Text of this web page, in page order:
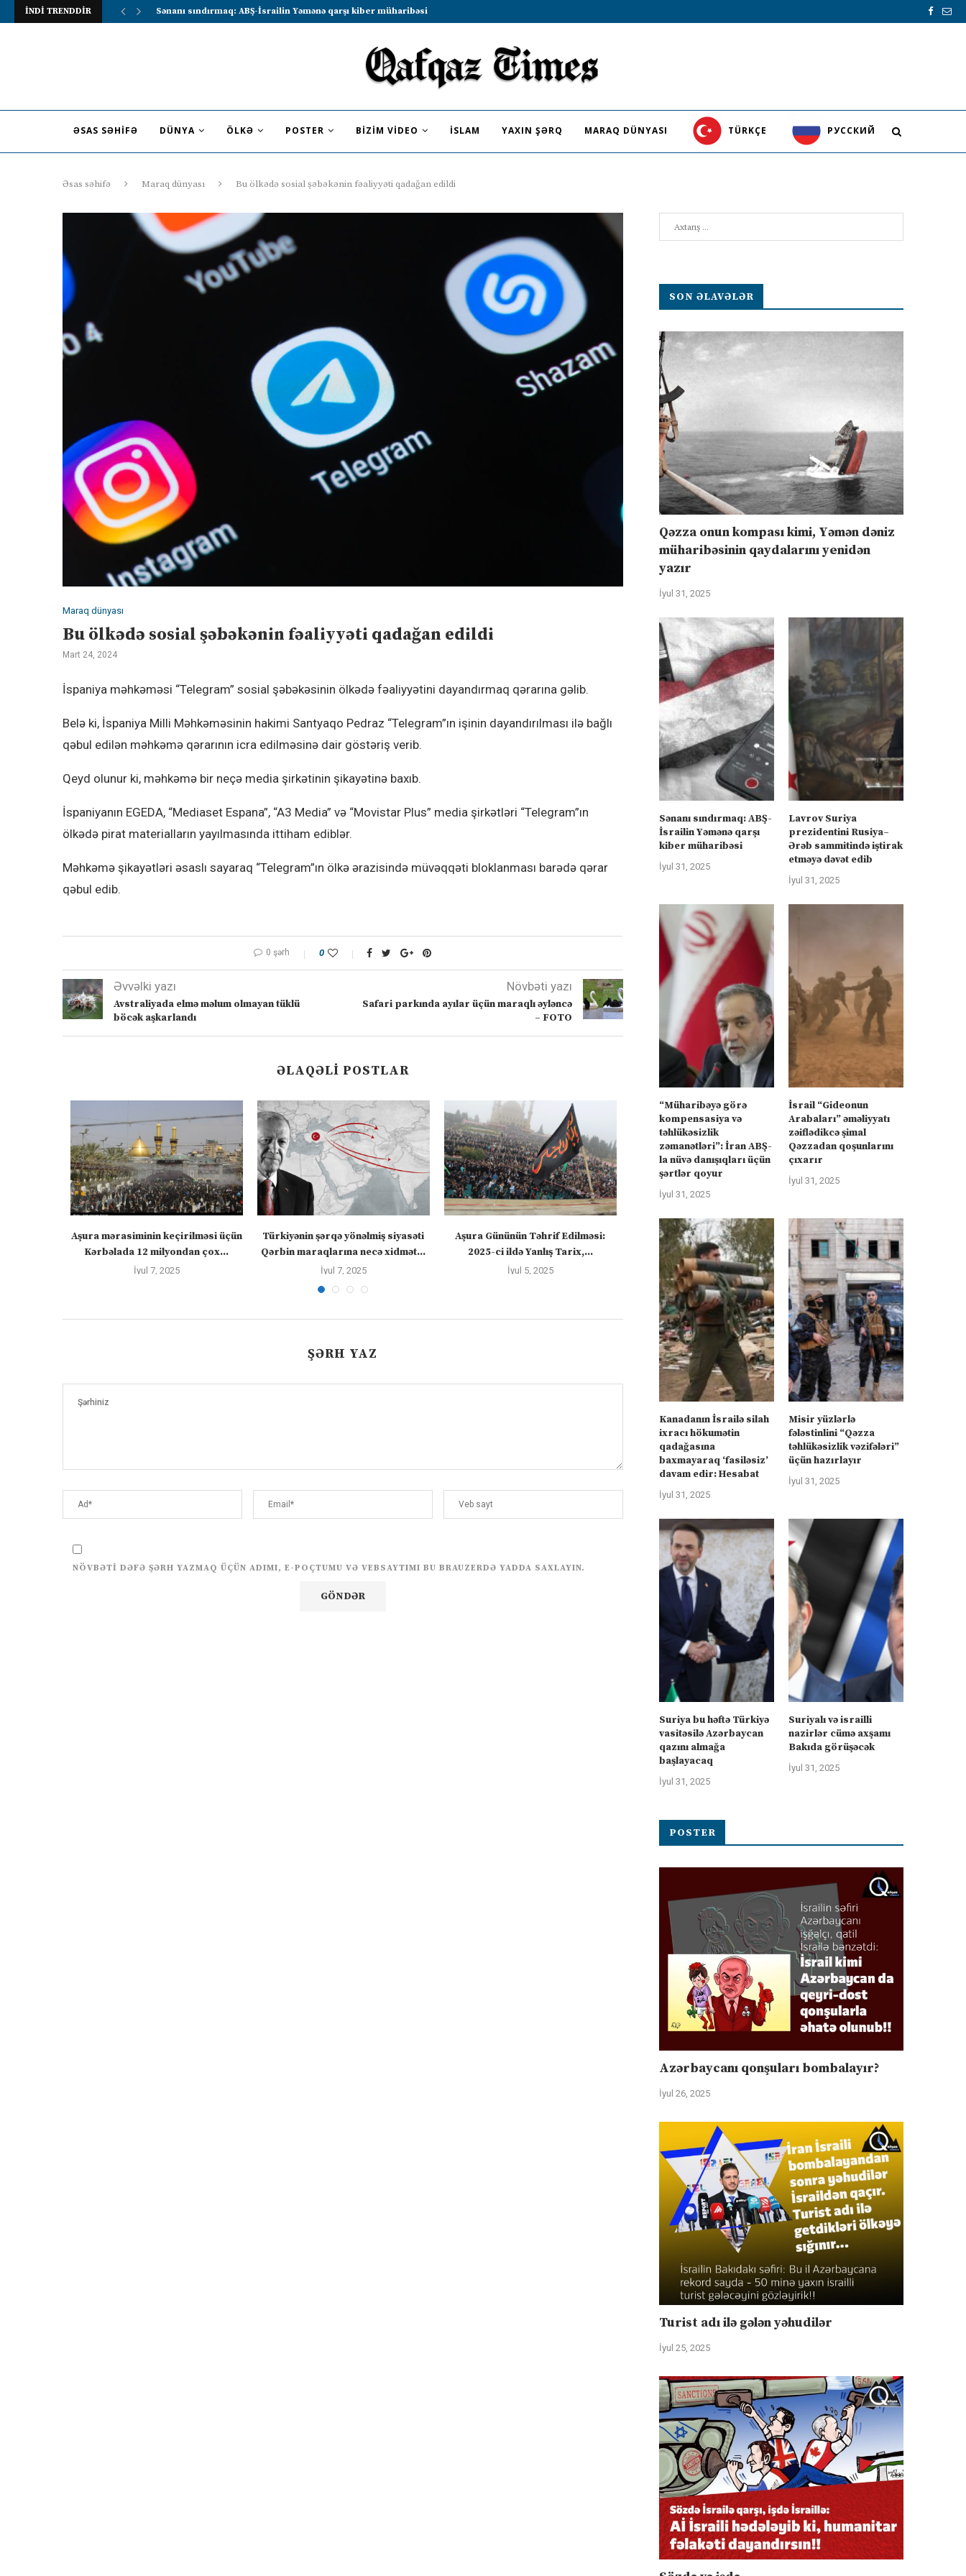
İNDİ TRENDDİR Lavrov Suriya prezidentini Rusiya–Ərəb sammitində iştirak etməyə dəvət...
ƏSAS SƏHIFƏ DÜNYA ÖLKƏ POSTER BIZIM VIDEO İSLAM YAXIN ŞƏRQ MARAQ DÜNYASI TÜRKÇE PУССКИЙ
Əsas səhifə Maraq dünyası Bu ölkədə sosial şəbəkənin fəaliyyəti qadağan edildi
Maraq dünyası
Bu ölkədə sosial şəbəkənin fəaliyyəti qadağan edildi
Mart 24, 2024
İspaniya məhkəməsi “Telegram” sosial şəbəkəsinin ölkədə fəaliyyətini dayandırmaq qərarına gəlib.
Belə ki, İspaniya Milli Məhkəməsinin hakimi Santyaqo Pedraz “Telegram”ın işinin dayandırılması ilə bağlı
qəbul edilən məhkəmə qərarının icra edilməsinə dair göstəriş verib.
Qeyd olunur ki, məhkəmə bir neçə media şirkətinin şikayətinə baxıb.
İspaniyanın EGEDA, “Mediaset Espana”, “A3 Media” və “Movistar Plus” media şirkətləri “Telegram”ın
ölkədə pirat materialların yayılmasında ittiham ediblər.
Məhkəmə şikayətləri əsaslı sayaraq “Telegram”ın ölkə ərazisində müvəqqəti bloklanması barədə qərar
qəbul edib.
0 şərh 0
Əvvəlki yazı
Avstraliyada elmə məlum olmayan tüklü
böcək aşkarlandı
Növbəti yazı
Safari parkında ayılar üçün maraqlı əyləncə
– FOTO
ƏLAQƏLI POSTLAR
Aşura mərasiminin keçirilməsi üçün
Kərbəlada 12 milyondan çox...
İyul 7, 2025
Türkiyənin şərqə yönəlmiş siyasəti
Qərbin maraqlarına necə xidmət...
İyul 7, 2025
Aşura Gününün Təhrif Edilməsi:
2025-ci ildə Yanlış Tarix,...
İyul 5, 2025
Türkiyə Afrikanın neft və qazına can
atır –...
İyul 4, 2025
Türkiyə Afrikanın neft və
atır –...
İyul 4, 2025
ŞƏRH YAZ
NÖVBƏTI DƏFƏ ŞƏRH YAZMAQ ÜÇÜN ADIMI, E-POÇTUMU VƏ VEBSAYTIMI BU BRAUZERDƏ YADDA SAXLAYIN.
SON ƏLAVƏLƏR
Qəzza onun kompası kimi, Yəmən dəniz
müharibəsinin qaydalarını yenidən
yazır
İyul 31, 2025
Sənanı sındırmaq: ABŞ-
İsrailin Yəmənə qarşı
kiber müharibəsi
İyul 31, 2025
Lavrov Suriya
prezidentini Rusiya–
Ərəb sammitində iştirak
etməyə dəvət edib
İyul 31, 2025
“Müharibəyə görə
kompensasiya və
təhlükəsizlik
zəmanətləri”: İran ABŞ-
la nüvə danışıqları üçün
şərtlər qoyur
İyul 31, 2025
İsrail “Gideonun
Arabaları” əməliyyatı
zəiflədikcə şimal
Qəzzadan qoşunlarını
çıxarır
İyul 31, 2025
Kanadanın İsrailə silah
ixracı hökumətin
qadağasına
baxmayaraq ‘fasiləsiz’
davam edir: Hesabat
İyul 31, 2025
Misir yüzlərlə
fələstinlini “Qəzza
təhlükəsizlik vəzifələri”
üçün hazırlayır
İyul 31, 2025
Suriya bu həftə Türkiyə
vasitəsilə Azərbaycan
qazını almağa
başlayacaq
İyul 31, 2025
Suriyalı və israilli
nazirlər cümə axşamı
Bakıda görüşəcək
İyul 31, 2025
POSTER
Azərbaycanı qonşuları bombalayır?
İyul 26, 2025
Turist adı ilə gələn yəhudilər
İyul 25, 2025